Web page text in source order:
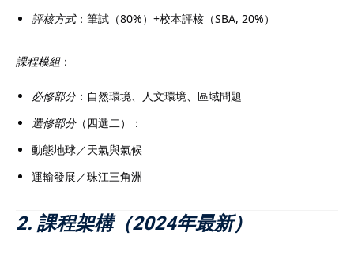
評核方式：筆試（80%）+校本評核（SBA, 20%）
課程模組：
必修部分：自然環境、人文環境、區域問題
選修部分（四選二）：
動態地球／天氣與氣候
運輸發展／珠江三角洲
2. 課程架構（2024年最新）